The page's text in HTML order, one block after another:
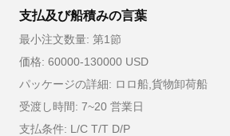
支払及び船積みの言葉
最小注文数量: 第1節
価格: 60000-130000 USD
パッケージの詳細: ロロ船,貨物卸荷船
受渡し時間: 7~20 営業日
支払条件: L/C T/T D/P